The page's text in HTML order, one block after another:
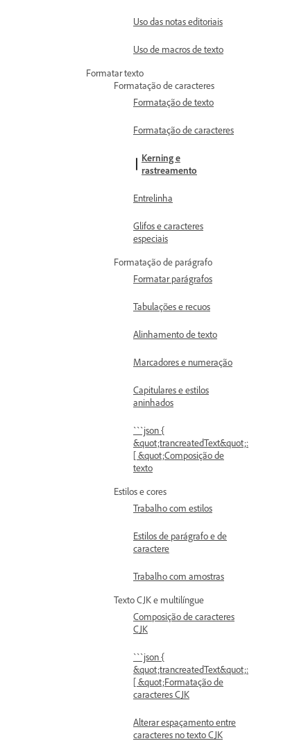
Uso das notas editoriais
Uso de macros de texto
Formatar texto
Formatação de caracteres
Formatação de texto
Formatação de caracteres
Kerning e
rastreamento
Entrelinha
Glifos e caracteres
especiais
Formatação de parágrafo
Formatar parágrafos
Tabulações e recuos
Alinhamento de texto
Marcadores e numeração
Capitulares e estilos
aninhados
```json {
&quot;trancreatedText&quot;:
[ &quot;Composição de
texto
Estilos e cores
Trabalho com estilos
Estilos de parágrafo e de
caractere
Trabalho com amostras
Texto CJK e multilíngue
Composição de caracteres
CJK
```json {
&quot;trancreatedText&quot;:
[ &quot;Formatação de
caracteres CJK
Alterar espaçamento entre
caracteres no texto CJK